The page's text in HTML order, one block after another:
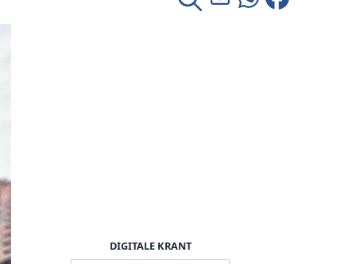
DIGITALE KRANT